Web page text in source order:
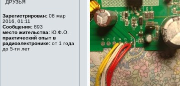
ДРУЗЬЯ
Зарегистрирован: 08 мар
2016, 01:11
Сообщения: 893
место жительства: Ю.Ф.О.
практический опыт в
радиоэлектронике: от 1 года
до 5-ти лет